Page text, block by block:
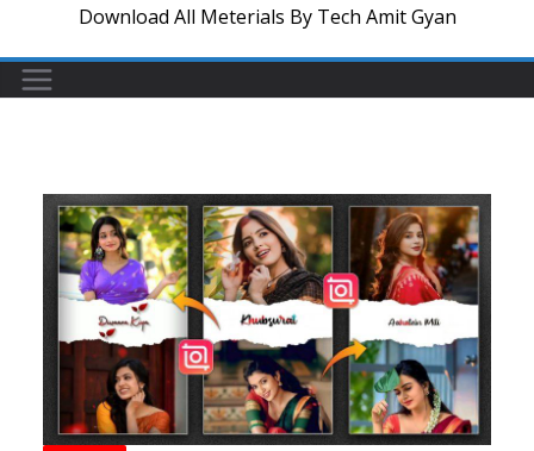
Download All Meterials By Tech Amit Gyan